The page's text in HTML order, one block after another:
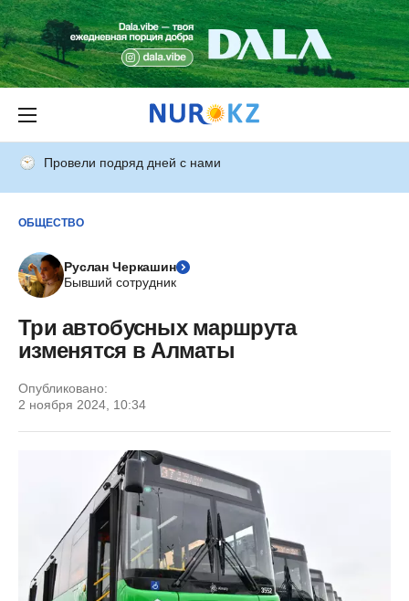
Провели подряд дней с нами
ОБЩЕСТВО
Руслан Черкашин
Бывший сотрудник
Три автобусных маршрута
изменятся в Алматы
Опубликовано:
2 ноября 2024, 10:34